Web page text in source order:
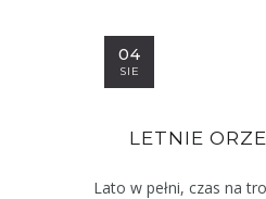
04
SIE
LETNIE
Lato w pełni, czas na